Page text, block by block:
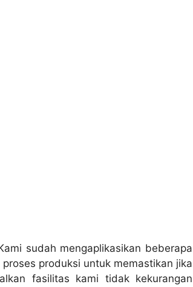
sudah mengaplikasikan beberapa
produksi untuk memastikan jika
fasilitas kami tidak kekurangan